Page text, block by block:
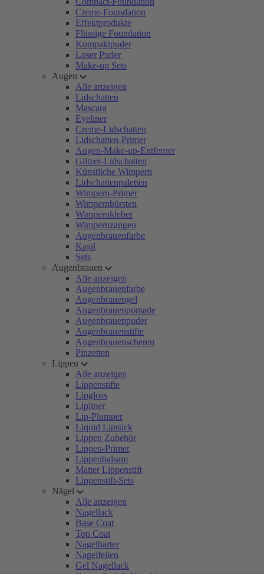
Creme-Foundation
Effektprodukte
Flüssige Foundation
Kompaktpuder
Loser Puder
Make-up Sets
Augen
Alle anzeigen
Lidschatten
Mascara
Eyeliner
Creme-Lidschatten
Lidschatten-Primer
Augen-Make-up-Entferner
Glitzer-Lidschatten
Künstliche Wimpern
Lidschattenpaletten
Wimpern-Primer
Wimpernbürsten
Wimpernkleber
Wimpernzangen
Augenbrauenfarbe
Kajal
Sets
Augenbrauen
Alle anzeigen
Augenbrauenfarbe
Augenbrauengel
Augenbrauenpomade
Augenbrauenpuder
Augenbrauenstifte
Augenbrauenscheren
Pinzetten
Lippen
Alle anzeigen
Lippenstifte
Lipgloss
Lipliner
Lip-Plumper
Liquid Lipstick
Lippen Zubehör
Lippen-Primer
Lippenbalsam
Matter Lippenstift
Lippenstift-Sets
Nägel
Alle anzeigen
Nagellack
Base Coat
Top Coat
Nagelhärter
Nagelfeilen
Gel Nagellack